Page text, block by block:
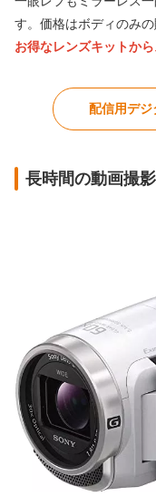
す。価格はボディのみ
お得なレンズキットか
配信用デジ
長時間の動画撮